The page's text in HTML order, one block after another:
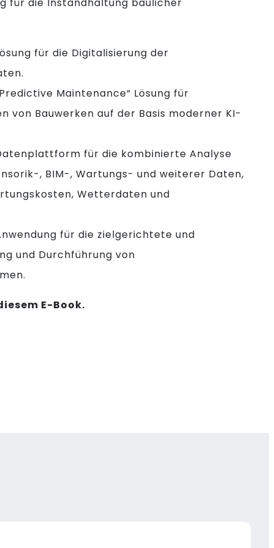
für die Digitalisierung der
Maintenance“ Lösung für
von Bauwerken auf der Basis moderner KI-
für die kombinierte Analyse
, BIM-, Wartungs- und weiterer Daten,
Wetterdaten und
für die zielgerichtete und
und Durchführung von
E-Book.